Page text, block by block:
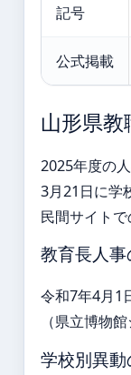
記号
公式掲載
山形県
2025年度の
3月21日に学
民間サイトで
教育長人
令和7年4月1
（県立博物
学校別異